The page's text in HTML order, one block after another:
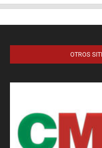
OTROS